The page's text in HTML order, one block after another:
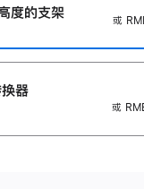
度的支‍架
或
器
或